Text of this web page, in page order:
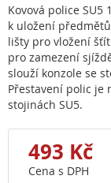
Kovová police SU5
k uložení
lišty pro vložení
pro zamezení
slouží konzole se
Přestavení polic je
stojinách SU5.
493 Kč
Cena s DPH